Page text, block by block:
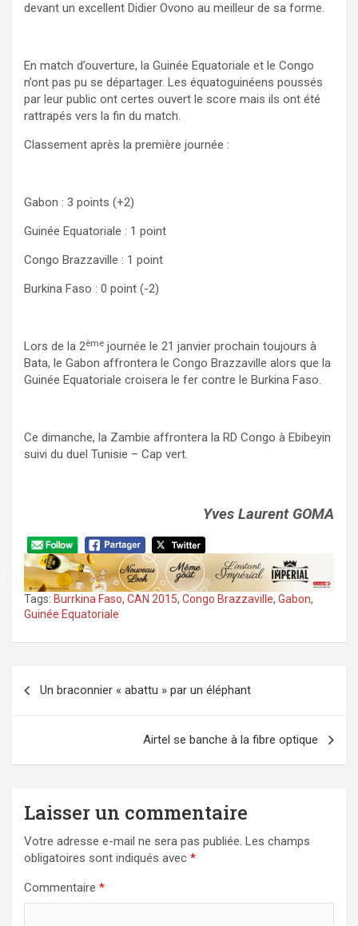
devant un excellent Didier Ovono au meilleur de sa forme.
En match d’ouverture, la Guinée Equatoriale et le Congo
n’ont pas pu se départager. Les équatoguinéens poussés
par leur public ont certes ouvert le score mais ils ont été
rattrapés vers la fin du match.
Classement après la première journée :
Gabon : 3 points (+2)
Guinée Equatoriale : 1 point
Congo Brazzaville : 1 point
Burkina Faso : 0 point (-2)
Lors de la 2ème journée le 21 janvier prochain toujours à
Bata, le Gabon affrontera le Congo Brazzaville alors que la
Guinée Equatoriale croisera le fer contre le Burkina Faso.
Ce dimanche, la Zambie affrontera la RD Congo à Ebibeyin
suivi du duel Tunisie – Cap vert.
Yves Laurent GOMA
Tags: Burrkina Faso, CAN 2015, Congo Brazzaville, Gabon,
Guinée Equatoriale
de
Un braconnier « abattu » par un éléphant
Airtel se banche à la fibre optique
Laisser un commentaire
Votre adresse e-mail ne sera pas publiée. Les champs
obligatoires sont indiqués avec *
Commentaire *